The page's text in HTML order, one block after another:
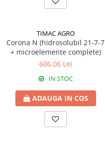
Erbicide
FLOAREA SOARELUI
Tratament semințe
Erbicide
Fungicide
Dezinfectant sol
Fungicide
Insecticide
Biostimulatori
Fertilizanți foliari
Adjuvanți
MAZĂRE
Tratament semințe
TIMAC AGRO
Corona N (hidrosolubil 21-7-7
+ microelemente complete)
606,06 Lei
IN STOC
ADAUGA IN COS